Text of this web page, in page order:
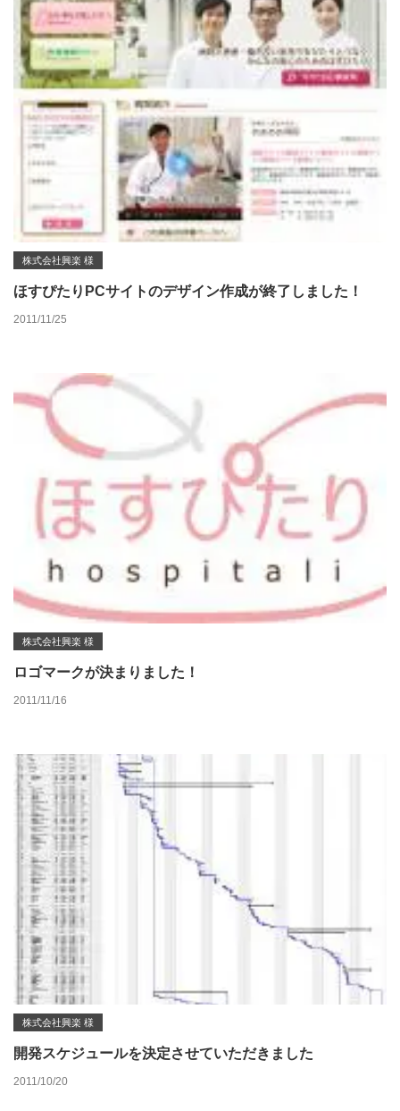
株式会社興楽 様
ほすぴたりPCサイトのデザイン作成が終了しました！
2011/11/25
株式会社興楽 様
ロゴマークが決まりました！
2011/11/16
株式会社興楽 様
開発スケジュールを決定させていただきました
2011/10/20